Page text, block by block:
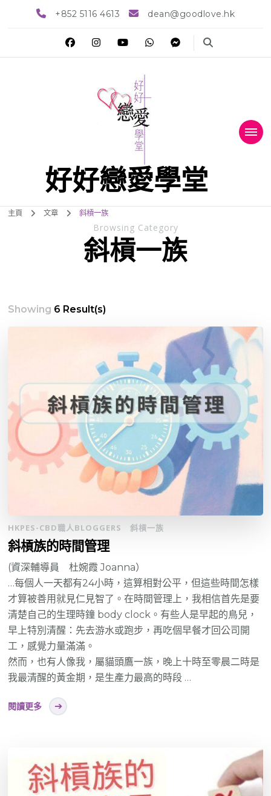
+852 5116 4613 dean@goodlove.hk
好好戀愛學堂
主頁 文章 斜槓一族
Browsing Category
斜槓一族
Showing 6 Result(s)
HKPES-CBD職人BLOGGERS 斜槓一族
斜槓族的時間管理
(資深輔導員 杜婉霞 Joanna）
…每個人一天都有24小時，這算相對公平，但這些時間怎樣
才算被善用就見仁見智了。在時間管理上，我相信首先是要
清楚自己的生理時鐘 body clock。有些人是早起的鳥兒，
早上特別清醒：先去游水或跑步，再吃個早餐才回公司開
工，感覺力量滿滿。
然而，也有人像我，屬貓頭鷹一族，晚上十時至零晨二時是
我最清醒的黃金期，是生產力最高的時段 …
閱讀更多